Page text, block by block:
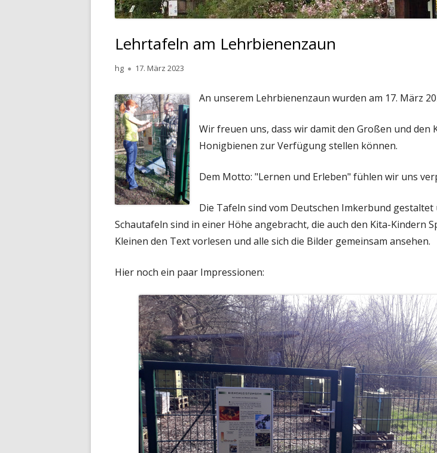
Lehrtafeln am Lehrbienenzaun
Autor
hg
Veröffentlicht
17. März 2023
An unserem Lehrbienenzaun wurden am 17. März
Wir freuen uns, dass wir damit den Großen und
Honigbienen zur Verfügung stellen können.
Dem Motto: "Lernen und Erleben" fühlen wir uns
Die Tafeln sind vom Deutschen Imkerbund
Schautafeln sind in einer Höhe angebracht, die auch den Kita-Kindern
Kleinen den Text vorlesen und alle sich die Bilder gemeinsam ansehen.
Hier noch ein paar Impressionen: